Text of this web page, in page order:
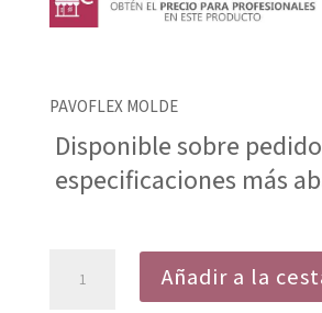
era:
es:
PAVOFLEX MOLDE
Disponible sobre
especificaciones más
Añadir a la